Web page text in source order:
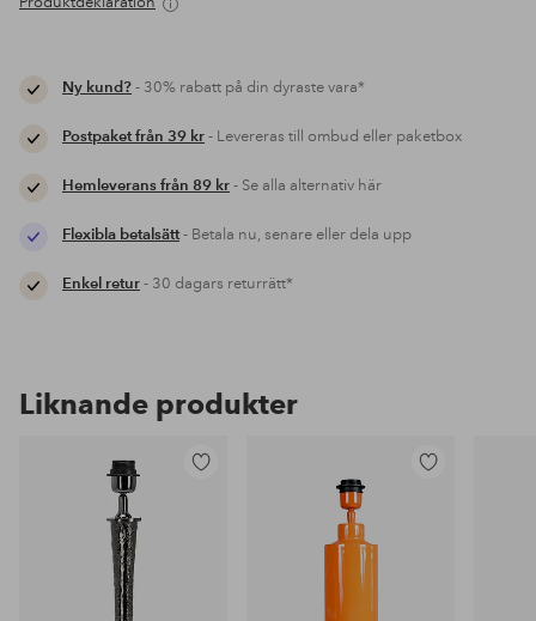
Ny kund?- 30% rabatt på din dyraste vara*
Postpaket från 39 kr- Levereras till ombud eller paketbox
Hemleverans från 89 kr- Se alla alternativ här
Flexibla betalsätt- Betala nu, senare eller dela upp
Enkel retur- 30 dagars returrätt*
Liknande produkter